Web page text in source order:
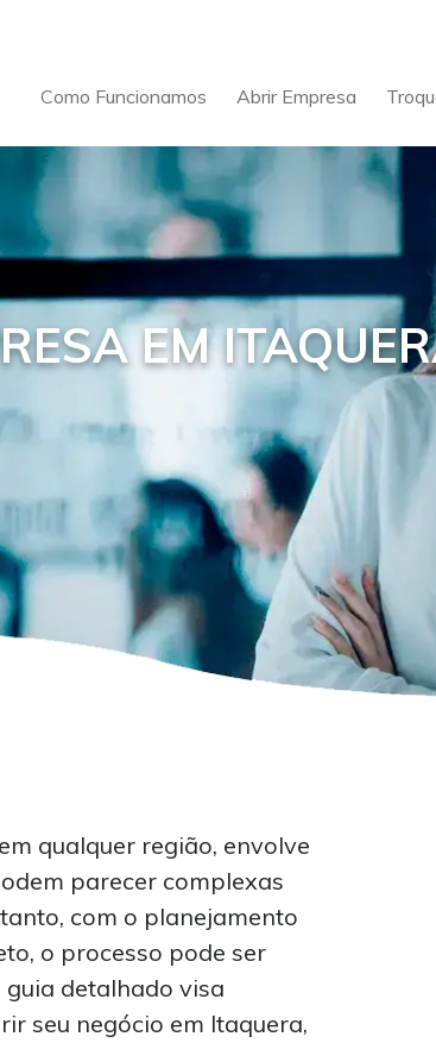
Como Funcionamos Abrir Empresa
EM
qualquer região, envolve
parecer complexas
com o planejamento
o processo pode ser
detalhado visa
seu negócio em Itaquera,